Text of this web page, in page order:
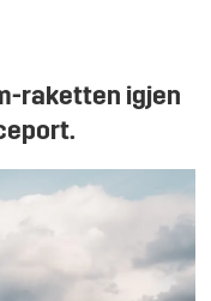
raketten igjen